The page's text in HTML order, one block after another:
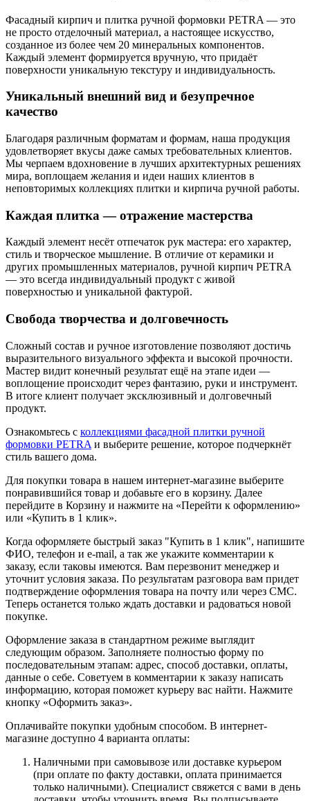
Фасадный кирпич и плитка ручной формовки PETRA — это
не просто отделочный материал, а настоящее искусство,
созданное из более чем 20 минеральных компонентов.
Каждый элемент формируется вручную, что придаёт
поверхности уникальную текстуру и индивидуальность.
Уникальный внешний вид и безупречное
качество
Благодаря различным форматам и формам, наша продукция
удовлетворяет вкусы даже самых требовательных клиентов.
Мы черпаем вдохновение в лучших архитектурных решениях
мира, воплощаем желания и идеи наших клиентов в
неповторимых коллекциях плитки и кирпича ручной работы.
Каждая плитка — отражение мастерства
Каждый элемент несёт отпечаток рук мастера: его характер,
стиль и творческое мышление. В отличие от керамики и
других промышленных материалов, ручной кирпич PETRA
— это всегда индивидуальный продукт с живой
поверхностью и уникальной фактурой.
Свобода творчества и долговечность
Сложный состав и ручное изготовление позволяют достичь
выразительного визуального эффекта и высокой прочности.
Мастер видит конечный результат ещё на этапе идеи —
воплощение происходит через фантазию, руки и инструмент.
В итоге клиент получает эксклюзивный и долговечный
продукт.
Ознакомьтесь с коллекциями фасадной плитки ручной
формовки PETRA и выберите решение, которое подчеркнёт
стиль вашего дома.
Для покупки товара в нашем интернет-магазине выберите
понравившийся товар и добавьте его в корзину. Далее
перейдите в Корзину и нажмите на «Перейти к оформлению»
или «Купить в 1 клик».
Когда оформляете быстрый заказ "Купить в 1 клик", напишите
ФИО, телефон и e-mail, а так же укажите комментарии к
заказу, если таковы имеются. Вам перезвонит менеджер и
уточнит условия заказа. По результатам разговора вам придет
подтверждение оформления товара на почту или через СМС.
Теперь останется только ждать доставки и радоваться новой
покупке.
Оформление заказа в стандартном режиме выглядит
следующим образом. Заполняете полностью форму по
последовательным этапам: адрес, способ доставки, оплаты,
данные о себе. Советуем в комментарии к заказу написать
информацию, которая поможет курьеру вас найти. Нажмите
кнопку «Оформить заказ».
Оплачивайте покупки удобным способом. В интернет-
магазине доступно 4 варианта оплаты:
Наличными при самовывозе или доставке курьером
(при оплате по факту доставки, оплата принимается
только наличными). Специалист свяжется с вами в день